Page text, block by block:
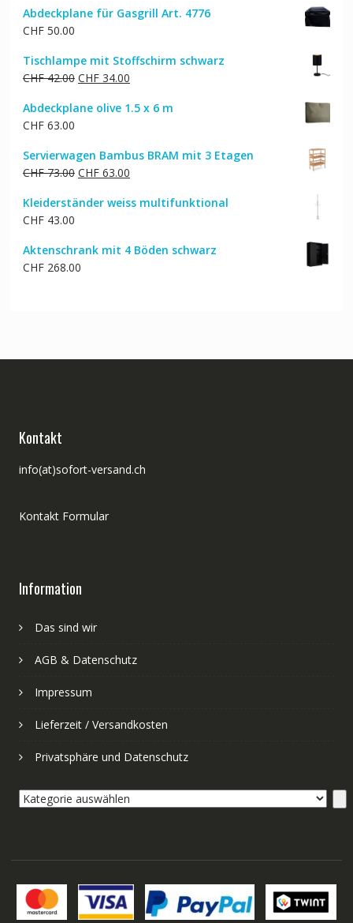
war:
ist:
Abdeckplane für Gasgrill Art. 4776
CHF50.00
Tischlampe mit Stoffschirm schwarz
CHF42.00 Ursprünglicher
war:
CHF34.00Aktueller
ist:
Abdeckplane olive 1.5 x 6 m
CHF63.00
Servierwagen Bambus BRAM mit 3 Etagen
CHF73.00 Ursprünglicher
war:
CHF63.00Aktueller
ist:
Kleiderständer weiss multifunktional
CHF43.00
Aktenschrank mit 4 Böden schwarz
CHF268.00
Kontakt
info(at)sofort-versand.ch
Kontakt Formular
Information
Das sind wir
AGB & Datenschutz
Impressum
Lieferzeit / Versandkosten
Privatsphäre und Datenschutz
Kategorie